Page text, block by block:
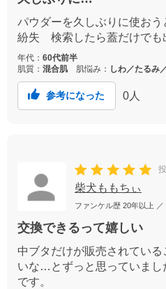
パウダーを久しぶりに使お
紛失 検索したら蓋だけでも
年代： 60代前半
肌質： 混合肌 肌悩み： しわ／たるみ
参考になった 0 人
柴犬ももちぃ
ファンケル歴 20年以上
交換できるって嬉しい
中ブタだけが販売されてい
いな…とずっと思っていまし
です。